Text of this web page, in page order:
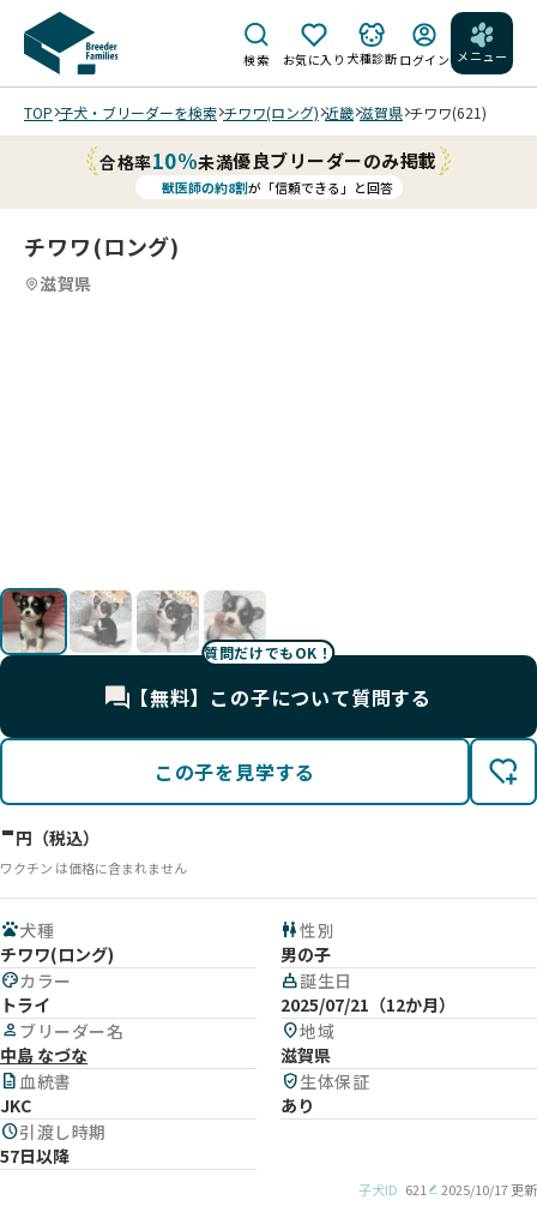
検索 お気に入り 犬種診断 ログイン メニュー
TOP 子犬・ブリーダーを検索 チワワ(ロング) 近畿 滋賀県 チワワ(621)
合格率10%未満優良ブリーダーのみ掲載
獣医師の約8割が「信頼できる」と回答
チワワ(ロング)
滋賀県
質問だけでもOK！
【無料】この子について質問する
この子を見学する
-円（税込）
ワクチン は価格に含まれません
pets犬種
チワワ(ロング)
wc性別
男の子
paletteカラー
トライ
cake誕生日
2025/07/21（12か月）
person ブリーダー名
中島 なづな
location_on地域
滋賀県
description血統書
JKC
verified_user生体保証
あり
schedule引渡し時期
57日以降
子犬ID 621 2025/10/17 更新